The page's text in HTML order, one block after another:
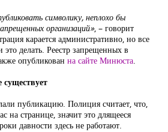
символику, неплохо бы
организаций», – говорит
карается административно, но все
делать. Реестр запрещенных в
опубликован на сайте Минюста.
существует
публикацию. Полиция считает, что,
на странице, значит это длящееся
давности здесь не работают.